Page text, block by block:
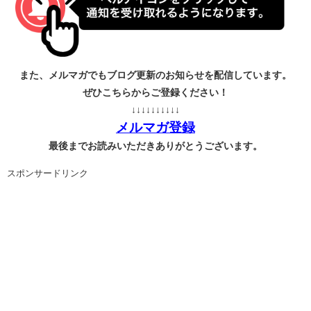
また、メルマガでもブログ更新のお知らせを配信しています。
ぜひこちらからご登録ください！
↓↓↓↓↓↓↓↓↓↓
メルマガ登録
最後までお読みいただきありがとうございます。
スポンサードリンク